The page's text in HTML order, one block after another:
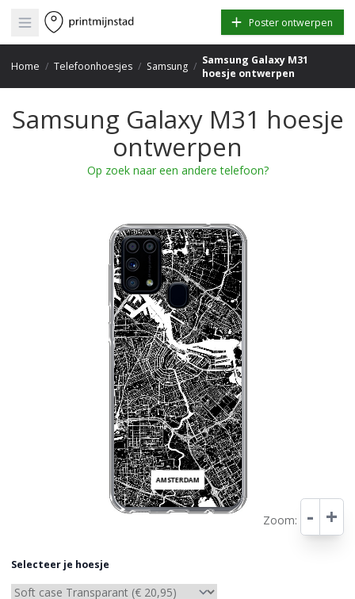
Open main menu Poster ontwerpen
Home / Telefoonhoesjes / Samsung / Samsung Galaxy M31
hoesje ontwerpen
Samsung Galaxy M31 hoesje
ontwerpen
Op zoek naar een andere telefoon?
AMSTERDAM
Zoom: - +
Selecteer je hoesje